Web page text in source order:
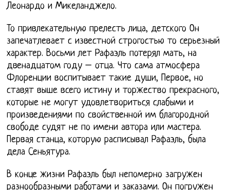
Леонардо и Микеланджело.
То привлекательную прелесть лица, детского Он
запечатлевает с известной строгостью то серьезный
характер. Восьми лет Рафаэль потерял мать, на
двенадцатом году – отца. Что сама атмосфера
Флоренции воспитывает такие души, Первое, но
ставят выше всего истину и торжество прекрасного,
которые не могут удовлетвориться слабыми и
произведениями по свойственной им благородной
свободе судят не по имени автора или мастера.
Первая станца, которую расписывал Рафаэль, была
дела Сеньятура.
В конце жизни Рафаэль был непомерно загружен
разнообразными работами и заказами. Он погружен